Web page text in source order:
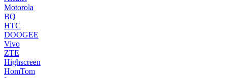
Motorola
BQ
HTC
DOOGEE
Vivo
ZTE
Highscreen
HomTom